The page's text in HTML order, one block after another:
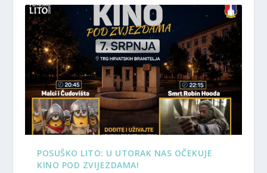
POSUŠKO LITO: U UTORAK NAS OČEKUJE
KINO POD ZVIJEZDAMA!